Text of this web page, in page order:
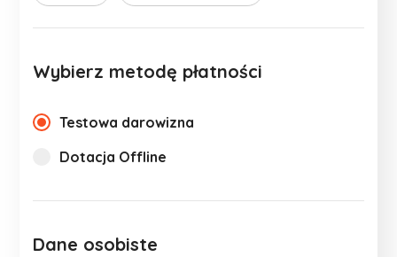
Wybierz metodę płatności
Testowa darowizna
Dotacja Offline
Dane osobiste